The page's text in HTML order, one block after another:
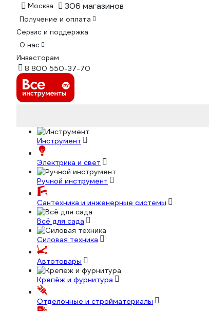
Москва 306 магазинов
Получение и оплата
Сервис и поддержка
О нас
Инвесторам
8 800 550-37-70
Инструмент
Электрика и свет
Ручной инструмент
Сантехника и инженерные системы
Всё для сада
Силовая техника
Автотовары
Крепёж и фурнитура
Отделочные и стройматериалы